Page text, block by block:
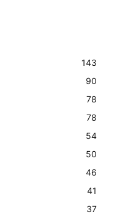
143
90
78
78
54
50
46
41
37